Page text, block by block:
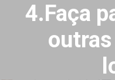
4.Faça